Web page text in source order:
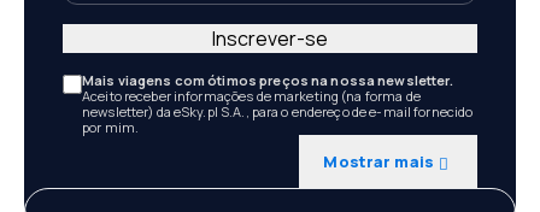
Mais viagens com ótimos preços na nossa newsletter.
Aceito receber informações de marketing (na forma de
newsletter) da eSky.pl S.A., para o endereço de e-mail fornecido
por mim.
Mostrar mais
Inscrever-se